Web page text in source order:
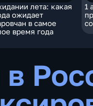
лета: какая
ожидает
в самое
время года
1
в